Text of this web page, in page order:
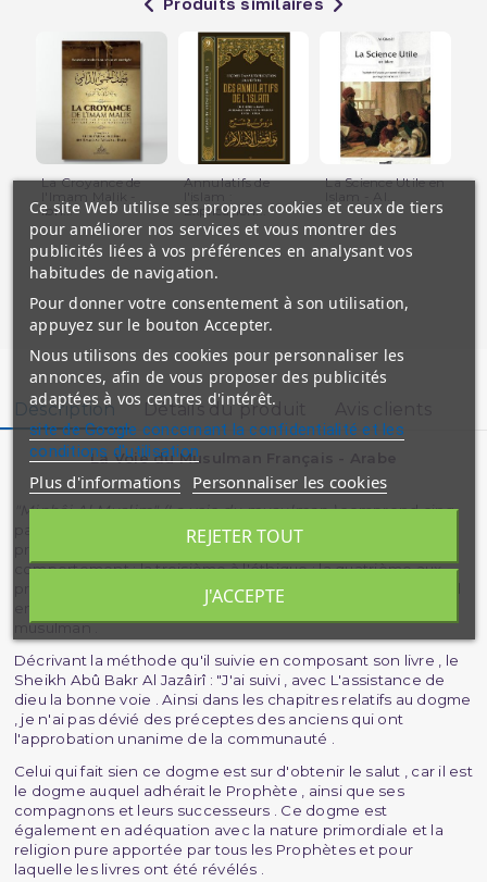
La Croyance de
Ibn...
Annulatifs de
Explication...
La Science Utile en
Le
Description Détails du produit
La Voie du Musulman Français - Arabe
"Minhâj Al Muslim" (La voie du musulman )comprend cinq
parties , chacune se composant de plusieurs chapitres . La
premier est consacrée à la foi ; la deuxième au
comportement ; la troisième à l'éthique ; la quatrième aux
pratiques religieuses ; et la cinquième aux rapport sociaux . Il
englobe ainsi les fondements et les branches de la religion
musulman .
Décrivant la méthode qu'il suivie en composant son livre , le
Sheikh Abû Bakr Al Jazâirî : "J'ai suivi , avec L'assistance de
dieu la bonne voie . Ainsi dans les chapitres relatifs au dogme
, je n'ai pas dévié des préceptes des anciens qui ont
l'approbation unanime de la communauté .
Celui qui fait sien ce dogme est sur d'obtenir le salut , car il est
le dogme auquel adhérait le Prophète , ainsi que ses
compagnons et leurs successeurs . Ce dogme est
également en adéquation avec la nature primordiale et la
religion pure apportée par tous les Prophètes et pour
laquelle les livres ont été révélés .
Ce site Web utilise ses propres cookies et ceux de tiers
pour améliorer nos services et vous montrer des
publicités liées à vos préférences en analysant vos
habitudes de navigation.
Pour donner votre consentement à son utilisation,
appuyez sur le bouton Accepter.
Nous utilisons des cookies pour personnaliser les
annonces, afin de vous proposer des publicités
adaptées à vos centres d'intérêt.
site de Google concernant la confidentialité et les
conditions d'utilisation
Plus d'informations Personnaliser les cookies
REJETER TOUT
J'ACCEPTE